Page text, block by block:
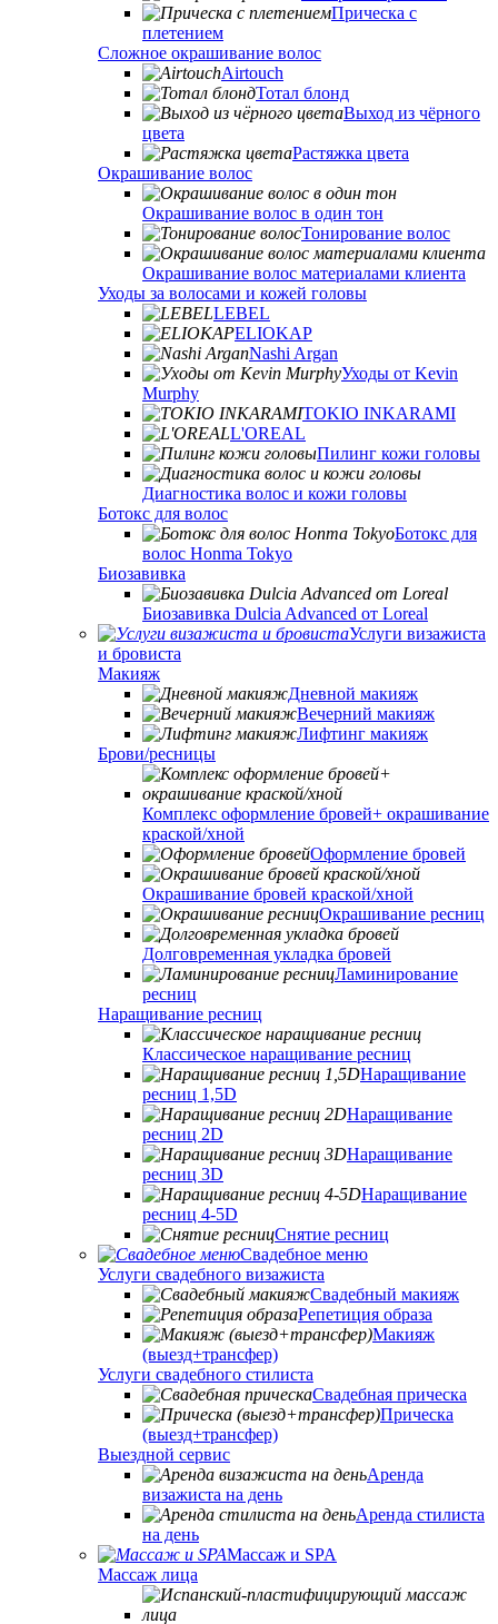
Прическа с
плетением
Сложное окрашивание волос
Airtouch
Тотал блонд
Выход из чёрного
цвета
Растяжка цвета
Окрашивание волос
Окрашивание волос в один тон
Тонирование волос
Окрашивание волос материалами клиента
Уходы за волосами и кожей головы
LEBEL
ELIOKAP
Nashi Argan
Уходы от Kevin
Murphy
TOKIO INKARAMI
L'OREAL
Пилинг кожи головы
Диагностика волос и кожи головы
Ботокс для волос
Ботокс для
волос Honma Tokyo
Биозавивка
Биозавивка Dulcia Advanced от Loreal
Услуги визажиста
и бровиста
Макияж
Дневной макияж
Вечерний макияж
Лифтинг макияж
Брови/ресницы
Комплекс оформление бровей+ окрашивание
краской/хной
Оформление бровей
Окрашивание бровей краской/хной
Окрашивание ресниц
Долговременная укладка бровей
Ламинирование
ресниц
Наращивание ресниц
Классическое наращивание ресниц
Наращивание
ресниц 1,5D
Наращивание
ресниц 2D
Наращивание
ресниц 3D
Наращивание
ресниц 4-5D
Снятие ресниц
Свадебное меню
Услуги свадебного визажиста
Свадебный макияж
Репетиция образа
Макияж
(выезд+трансфер)
Услуги свадебного стилиста
Свадебная прическа
Прическа
(выезд+трансфер)
Выездной сервис
Аренда
визажиста на день
Аренда стилиста
на день
Массаж и SPA
Массаж лица